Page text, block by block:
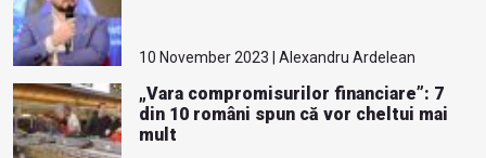
10 November 2023 | Alexandru Ardelean
„Vara compromisurilor financiare”: 7
din 10 români spun că vor cheltui mai
mult